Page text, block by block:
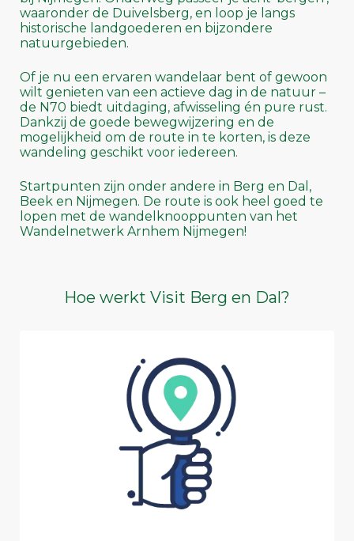
waaronder de Duivelsberg, en loop je langs
historische landgoederen en bijzondere
natuurgebieden.
Of je nu een ervaren wandelaar bent of gewoon
wilt genieten van een actieve dag in de natuur –
de N70 biedt uitdaging, afwisseling én pure rust.
Dankzij de goede bewegwijzering en de
mogelijkheid om de route in te korten, is deze
wandeling geschikt voor iedereen.
Startpunten zijn onder andere in Berg en Dal,
Beek en Nijmegen. De route is ook heel goed te
lopen met de wandelknooppunten van het
Wandelnetwerk Arnhem Nijmegen!
Hoe werkt Visit Berg en Dal?